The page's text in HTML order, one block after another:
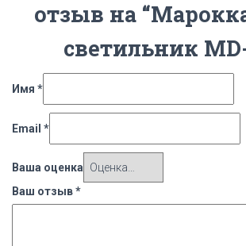
отзыв на
светильник
Имя *
Email *
Ваша оценка
Ваш отзыв*